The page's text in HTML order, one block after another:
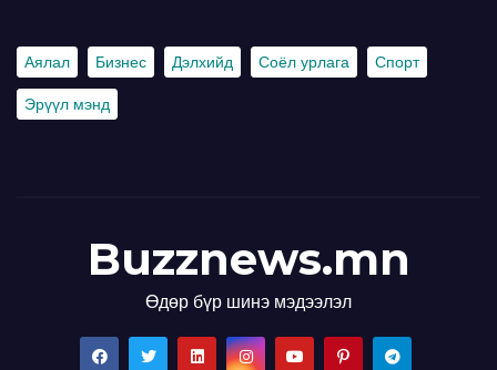
Аялал Бизнес Дэлхийд Соёл урлага Спорт
Эрүүл мэнд
Buzznews.mn
Өдөр бүр шинэ мэдээлэл